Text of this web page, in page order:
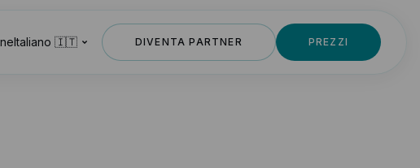
Italiano 🇮🇹 DIVENTA PARTNER PREZZI